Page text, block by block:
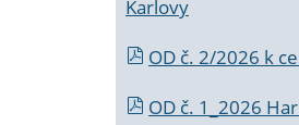
Karlovy
OD č. 2/2026 k
OD č. 1_2026